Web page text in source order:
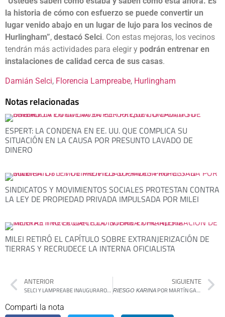
la historia de cómo con esfuerzo se puede convertir un
lugar venido abajo en un lugar de lujo para los vecinos de
Hurlingham”, destacó Selci. Con estas mejoras, los vecinos
tendrán más actividades para elegir y podrán entrenar en
instalaciones de calidad cerca de sus casas.
Damián Selci, Florencia Lampreabe, Hurlingham
Notas relacionadas
ESPERT: LA CONDENA EN EE. UU. QUE COMPLICA SU
SITUACIÓN EN LA CAUSA POR PRESUNTO LAVADO DE
DINERO
SINDICATOS Y MOVIMIENTOS SOCIALES PROTESTAN CONTRA
LA LEY DE PROPIEDAD PRIVADA IMPULSADA POR MILEI
MILEI RETIRÓ EL CAPÍTULO SOBRE EXTRANJERIZACIÓN DE
TIERRAS Y RECRUDECE LA INTERNA OFICIALISTA
ANTERIOR
SELCI Y LAMPREABE INAUGURARON LA SEGUNDA SEDE DEL CENTRO DE SALUD MENTAL JUVENIL
SIGUIENTE
RIESGO KARINAPOR MARTÍN GAMBAROTTA
Comparti la nota